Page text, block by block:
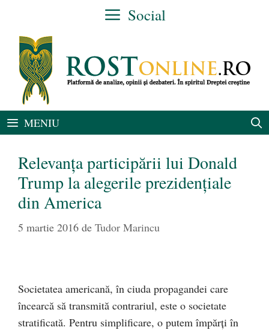
conținut
Social
MENIU
Relevanța participării lui Donald
Trump la alegerile prezidențiale
din America
5 martie 2016 de Tudor Marincu
Societatea americană, în ciuda propagandei care
încearcă să transmită contrariul, este o societate
stratificată. Pentru simplificare, o putem împărți în